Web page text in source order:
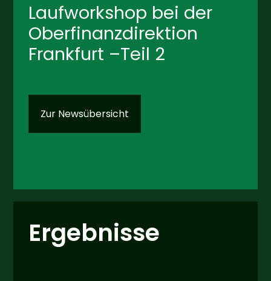
Laufworkshop bei der
Oberfinanzdirektion
Frankfurt –Teil 2
Zur Newsübersicht
Ergebnisse